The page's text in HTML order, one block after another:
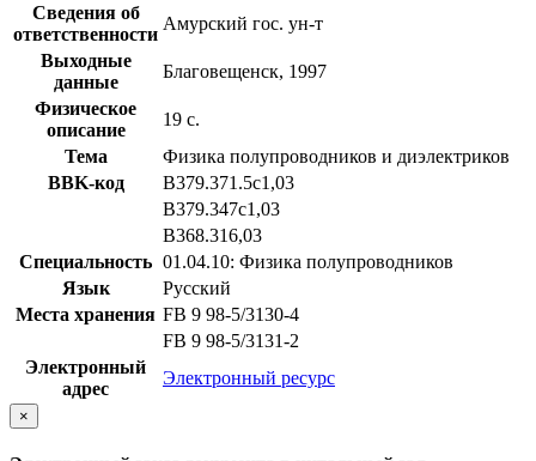
Сведения об
ответственности
Амурский гос. ун-т
Выходные
данные
Благовещенск, 1997
Физическое
описание
19 с.
Тема
Физика полупроводников и диэлектриков
BBK-код
В379.371.5с1,03
В379.347с1,03
В368.316,03
Специальность 01.04.10: Физика полупроводников
Язык
Русский
Места хранения FB 9 98-5/3130-4
FB 9 98-5/3131-2
Электронный
адрес
Электронный ресурс
×